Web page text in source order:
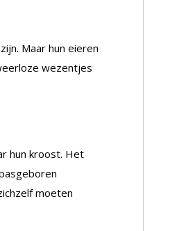
Maar hun eieren
wezentjes
hun kroost. Het
moeten